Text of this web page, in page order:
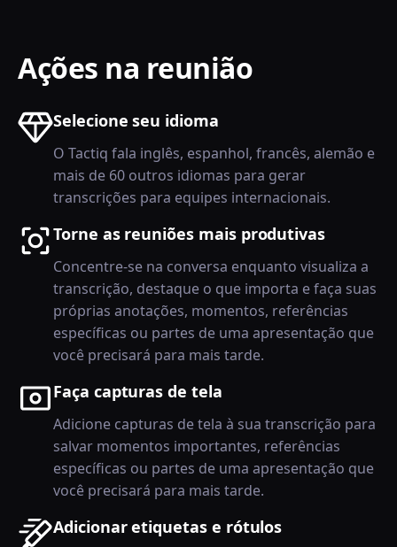
Ações na reunião
Selecione seu idioma
O Tactiq fala inglês, espanhol, francês, alemão e
mais de 60 outros idiomas para gerar
transcrições para equipes internacionais.
Torne as reuniões mais produtivas
Concentre-se na conversa enquanto visualiza a
transcrição, destaque o que importa e faça suas
próprias anotações, momentos, referências
específicas ou partes de uma apresentação que
você precisará para mais tarde.
Faça capturas de tela
Adicione capturas de tela à sua transcrição para
salvar momentos importantes, referências
específicas ou partes de uma apresentação que
você precisará para mais tarde.
Adicionar etiquetas e rótulos